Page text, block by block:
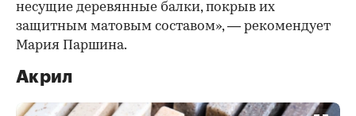
несущие деревянные балки, покрыв их
защитным матовым составом», — рекомендует
Мария Паршина.
Акрил